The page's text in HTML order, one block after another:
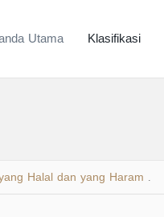
Utama Klasifikasi
Halal dan yang Haram